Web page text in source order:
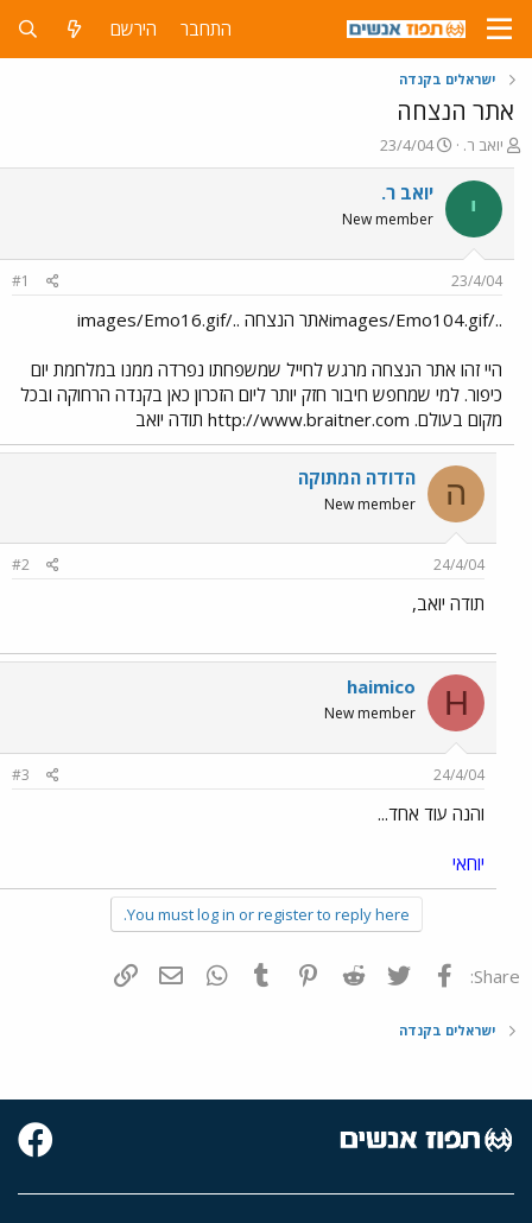
התחבר הירשם
ישראלים בקנדה
אתר הנצחה
פ
ו
ת
ח
ה
ש
יואב ר.
פ
ו
ר
ם
ר
23/4/04
י יואב ר.
New member
23/4/04
#1
../images/Emo104.gifאתר הנצחה ../images/Emo16.gif
היי זהו אתר הנצחה מרגש לחייל שמשפחתו נפרדה ממנו במלחמת יום
כיפור. למי שמחפש חיבור חזק יותר ליום הזכרון כאן בקנדה הרחוקה ובכל
מקום בעולם. http://www.braitner.com תודה יואב
ה הדודה המתוקה
New member
24/4/04
#2
תודה יואב,
H
haimico
New member
24/4/04
#3
והנה עוד אחד...
יוחאי
You must log in or register to reply here.
Share: פייסבוק Twitter
Reddit
Pinterest
Tumblr
WhatsAppדואר אלקטרוני
ישראלים בקנדה